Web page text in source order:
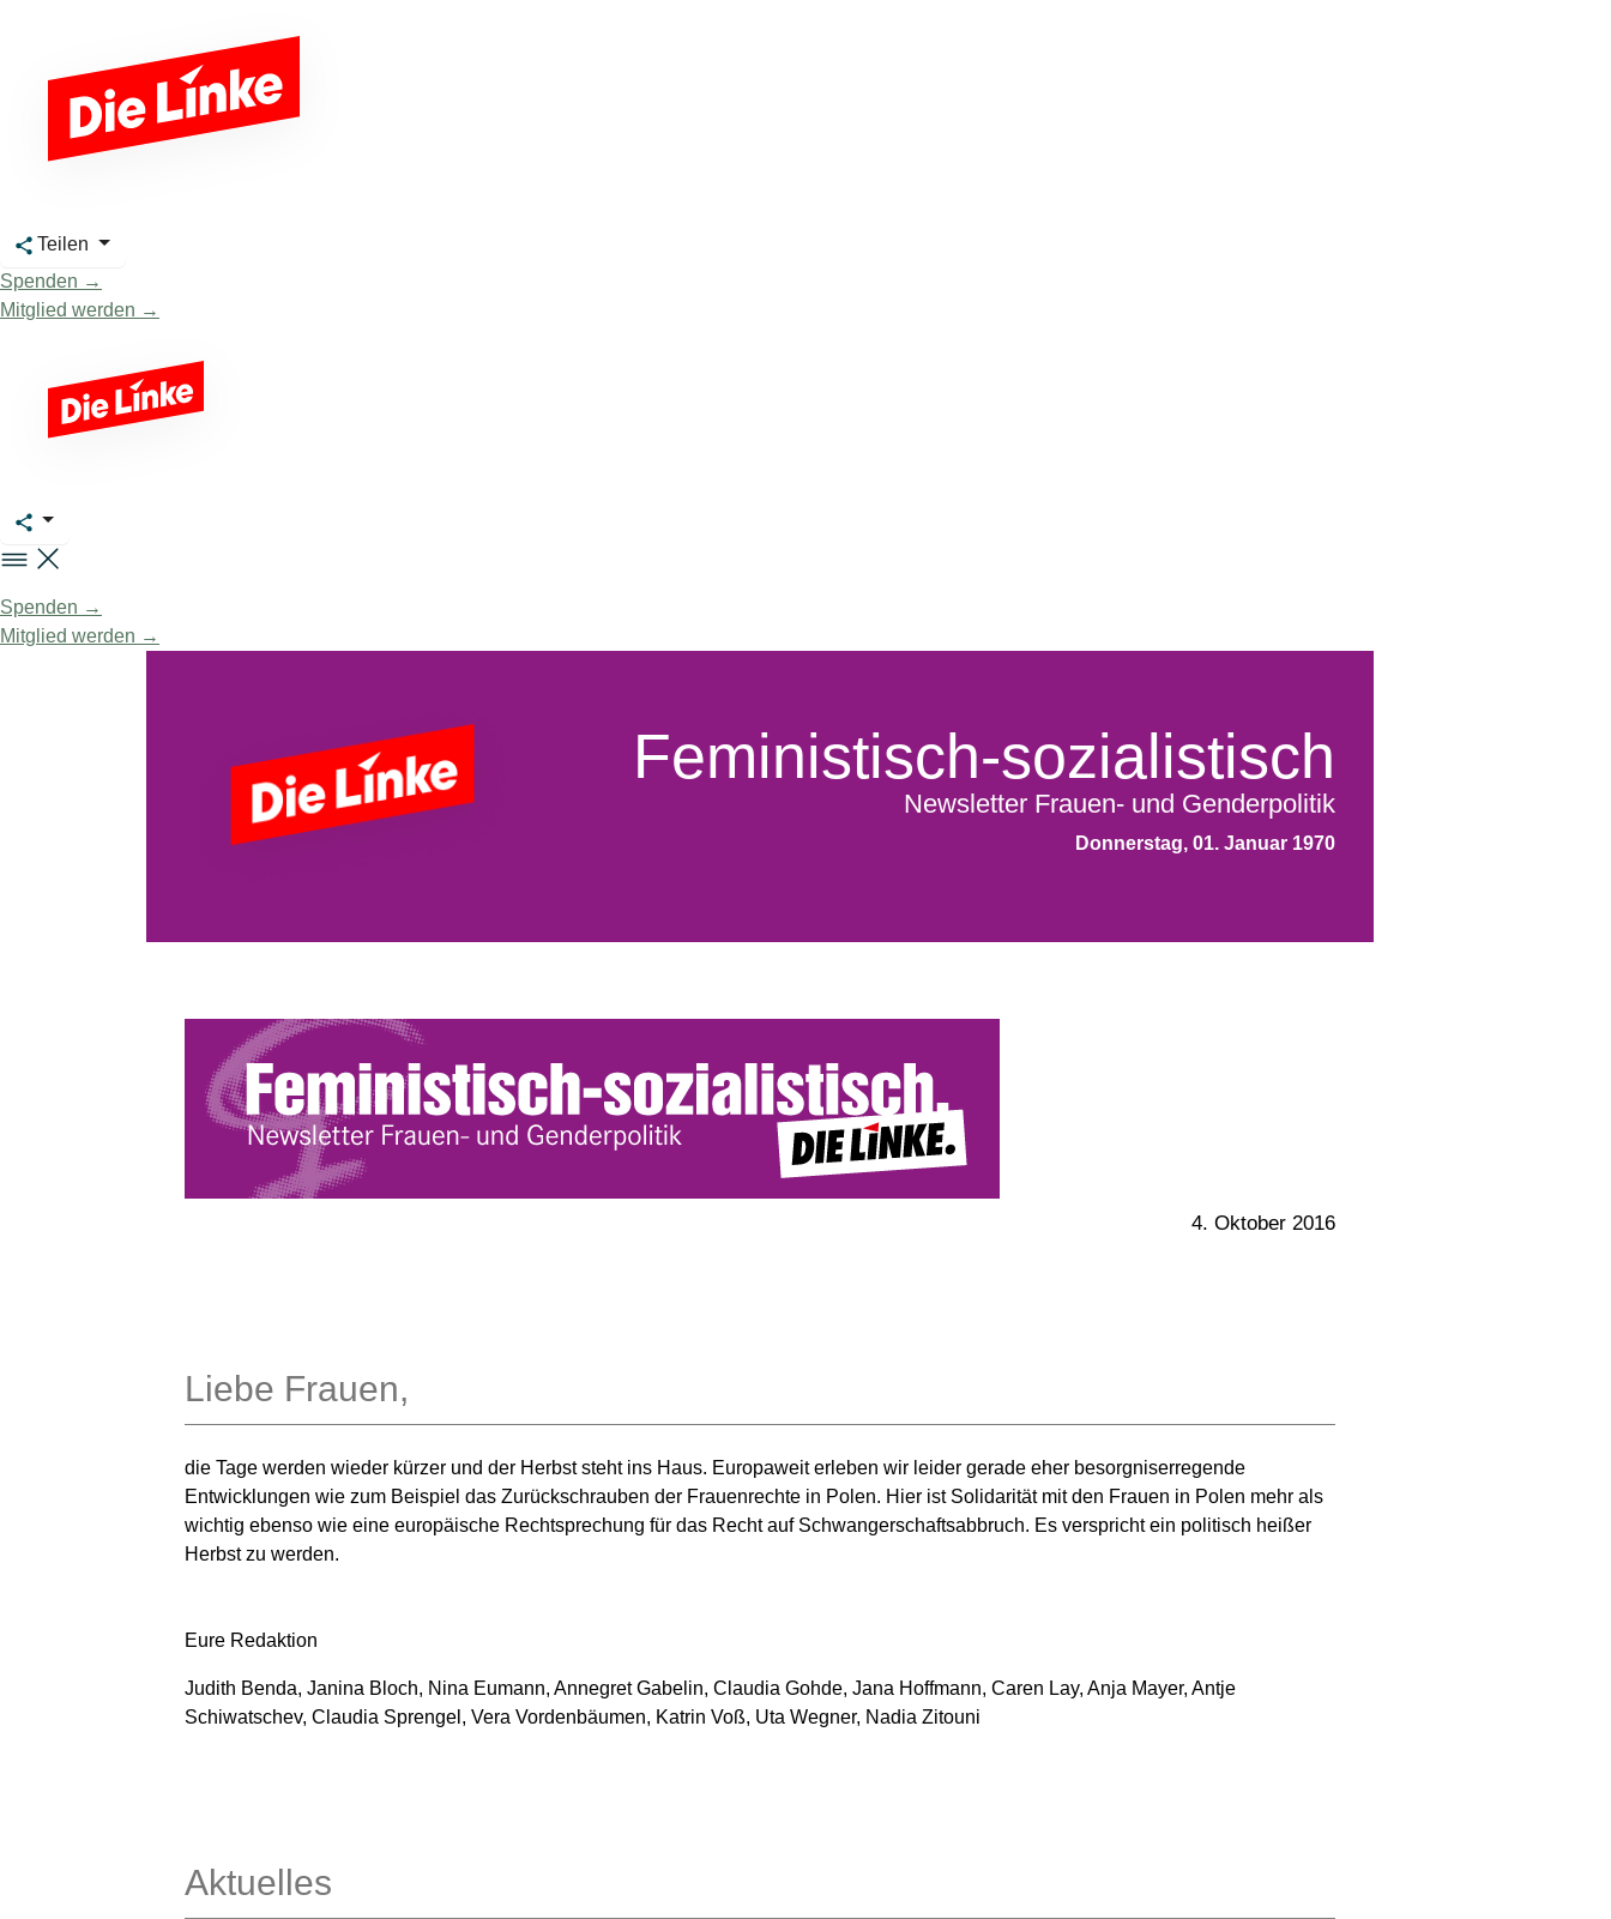
Teilen
Spenden →
Mitglied werden →
Spenden →
Mitglied werden →
Feministisch-sozialistisch
Newsletter Frauen- und Genderpolitik
Donnerstag, 01. Januar 1970
4. Oktober 2016
Liebe Frauen,
die Tage werden wieder kürzer und der Herbst steht ins Haus. Europaweit erleben wir leider gerade eher besorgniserregende
Entwicklungen wie zum Beispiel das Zurückschrauben der Frauenrechte in Polen. Hier ist Solidarität mit den Frauen in Polen mehr als
wichtig ebenso wie eine europäische Rechtsprechung für das Recht auf Schwangerschaftsabbruch. Es verspricht ein politisch heißer
Herbst zu werden.
Eure Redaktion
Judith Benda, Janina Bloch, Nina Eumann, Annegret Gabelin, Claudia Gohde, Jana Hoffmann, Caren Lay, Anja Mayer, Antje
Schiwatschev, Claudia Sprengel, Vera Vordenbäumen, Katrin Voß, Uta Wegner, Nadia Zitouni
Aktuelles